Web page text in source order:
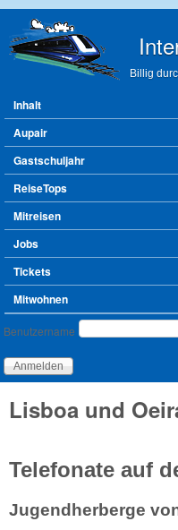
Billig
Hauptmenü
Inhalt
Aupair
Gastschuljahr
ReiseTops
Mitreisen
Jobs
Tickets
Mitwohnen
Benutzeranmeldung
Benutzername
Lisboa und
Telefonate auf
Jugendherberge